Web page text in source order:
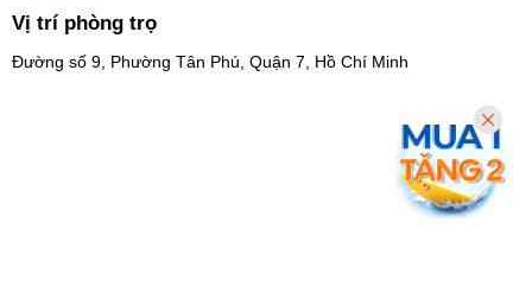
Vị trí phòng trọ
Đường số 9, Phường Tân Phú, Quận 7, Hồ Chí Minh